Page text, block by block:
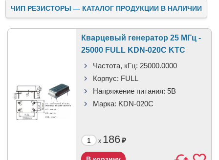
ЧИП РЕЗИСТОРЫ — КАТАЛОГ ПРОДУКЦИИ В НАЛИЧИИ
Кварцевый генератор 25 МГц -
25000 FULL KDN-020C KTC
Частота, кГц: 25000.0000
Корпус: FULL
Напряжение питания: 5В
Марка: KDN-020C
x 186₽